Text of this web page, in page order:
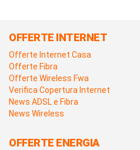
OFFERTE INTERNET
Offerte Internet Casa
Offerte Fibra
Offerte Wireless Fwa
Verifica Copertura Internet
News ADSL e Fibra
News Wireless
OFFERTE ENERGIA